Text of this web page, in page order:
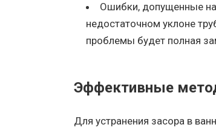
Ошибки, допущенные на
недостаточном уклоне
проблемы будет полная
Эффективные
Для устранения засора в